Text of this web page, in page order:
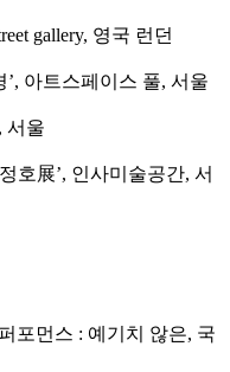
gallery, 영국 런던
’, 아트스페이스 풀, 서울
서울
호展’, 인사미술공간, 서
포먼스 : 예기치 않은, 국